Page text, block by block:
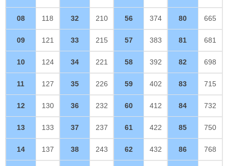
08 118 32 210 56 374 80 665
09 121 33 215 57 383 81 681
10 124 34 221 58 392 82 698
11 127 35 226 59 402 83 715
12 130 36 232 60 412 84 732
13 133 37 237 61 422 85 750
14 137 38 243 62 432 86 768